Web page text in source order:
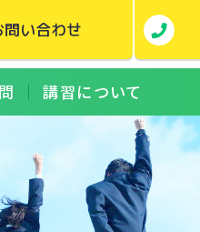
講習について
問い合わせ